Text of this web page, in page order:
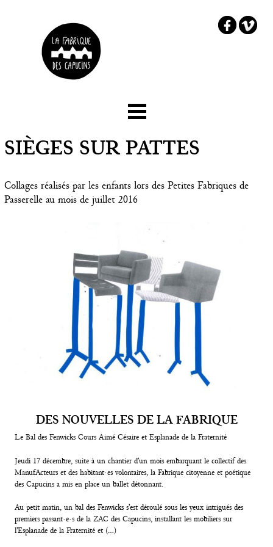
☰ Menu
Les partenaires
Chez Capucine
Contacts
SIÈGES SUR PATTES
Collages réalisés par les enfants lors des Petites Fabriques de
Passerelle au mois de juillet 2016
DES NOUVELLES DE LA FABRIQUE
Le Bal des Fenwicks Cours Aimé Césaire et Esplanade de la Fraternité
Jeudi 17 décembre, suite à un chantier d’un mois embarquant le collectif des
ManufActeurs et des habitant·es volontaires, la Fabrique citoyenne et poétique
des Capucins a mis en place un ballet détonnant.
Au petit matin, un bal des Fenwicks s’est déroulé sous les yeux intrigués des
premiers passant·e·s de la ZAC des Capucins, installant les mobiliers sur
l’Esplanade de la Fraternité et (…)